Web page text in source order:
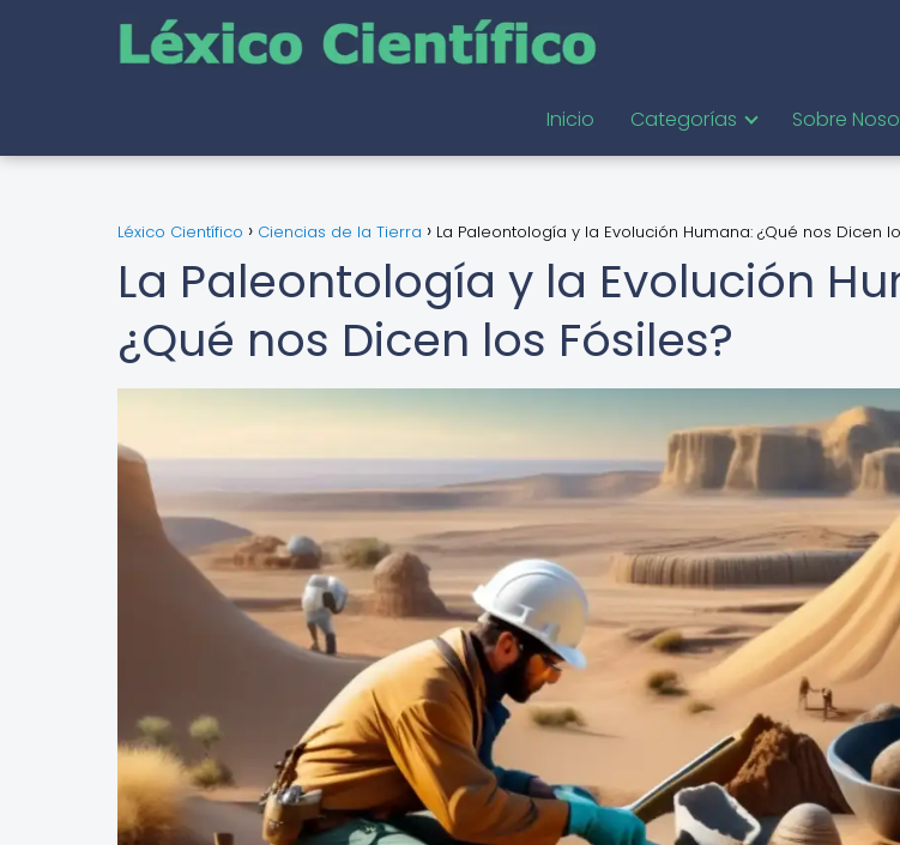
Inicio Categorías Sobre
Léxico Científico Ciencias de la Tierra La Paleontología y la Evolución Humana: ¿Qué nos Dicen
La Paleontología y la Evolución
¿Qué nos Dicen los Fósiles?